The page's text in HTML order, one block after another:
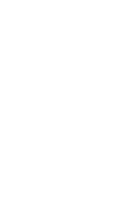
im Ort außer an
Stadt oder Gemeinde
für Baden-
(FStrG)